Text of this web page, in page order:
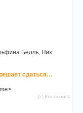
Белль, Ник
сдаться…
(c) Кинопоиск